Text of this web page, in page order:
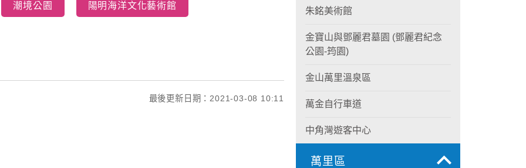
潮境公園 陽明海洋文化藝術館
最後更新日期：2021-03-08 10:11
朱銘美術館
金寶山與鄧麗君墓園 (鄧麗君紀念
公園-筠園)
金山萬里溫泉區
萬金自行車道
中角灣遊客中心
萬里區